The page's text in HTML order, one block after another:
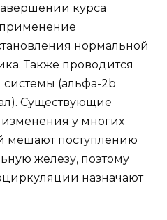
курса
нормальной
Также проводится
(альфа-2b
Существующие
у многих
мешают поступлению
железу, поэтому
назначают